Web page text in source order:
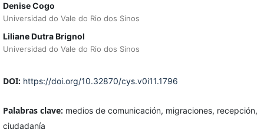
Denise Cogo
Universidad do Vale do Rio dos Sinos
Liliane Dutra Brignol
Universidad do Vale do Rio dos Sinos
DOI: https://doi.org/10.32870/cys.v0i11.1796
Palabras clave: medios de comunicación, migraciones, recepción,
ciudadanía